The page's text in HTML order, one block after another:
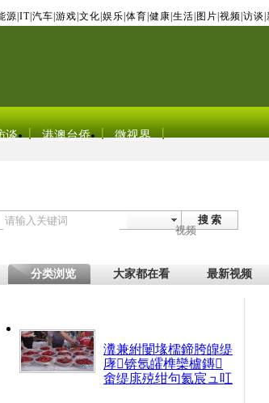
源 IT| 汽车 游戏 文化 娱乐 体育 健康 生活 图片 视频 访谈
谈 港澳台侨 微视界
搜 索
视频
分类浏览 大家都在看 最新视频
瀵兼紨闄堟檽鍗胯皥缇
庨锛氬皬榫欒櫨鏄
畬缇庣殑绀句氦宸ュ叿